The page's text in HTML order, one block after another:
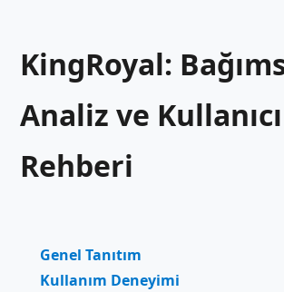
KingRoyal:
Analiz ve Kullanıcı
Rehberi
Genel Tanıtım
Kullanım Deneyimi